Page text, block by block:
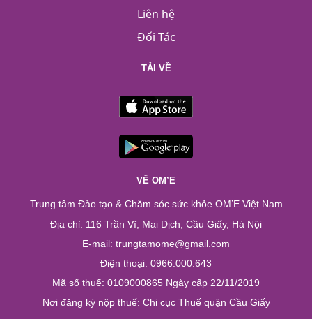
Liên hệ
Đối Tác
TẢI VỀ
VỀ OM’E
Trung tâm Đào tạo & Chăm sóc sức khỏe OM’E Việt Nam
Địa chỉ: 116 Trần Vĩ, Mai Dịch, Cầu Giấy, Hà Nội
E-mail: trungtamome@gmail.com
Điện thoại: 0966.000.643
Mã số thuế: 0109000865 Ngày cấp 22/11/2019
Nơi đăng ký nộp thuế: Chi cục Thuế quận Cầu Giấy